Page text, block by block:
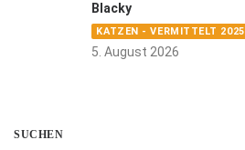
Blacky
KATZEN - VERMITTELT 2025
5. August 2026
SUCHEN